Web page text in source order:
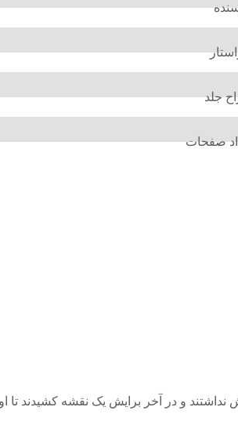
جلد
صفحات
و در آخر برایش یک نقشه‌ کشیدند